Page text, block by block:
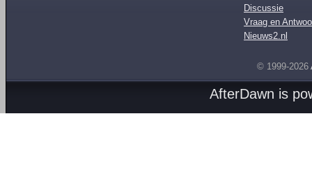
Discussie
Vraag en
Nieuws2.nl
© 1999-2026
AfterDawn is